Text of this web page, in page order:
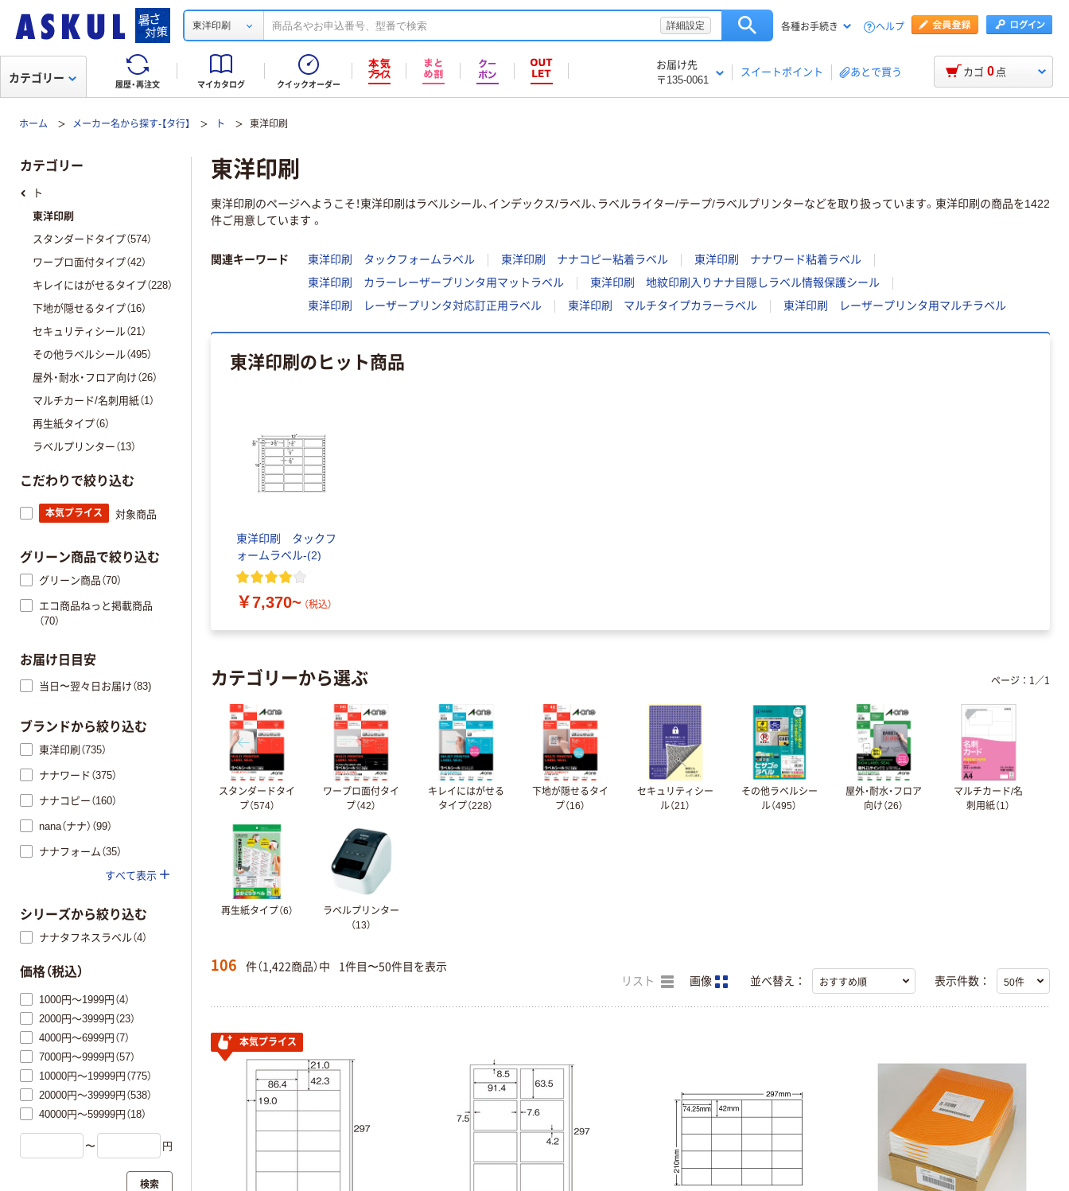
東洋印刷 詳細設定 各種お手続き ヘルプ
履歴・再注文 マイカタログ クイックオーダー
お届け先
〒135-0061
スイートポイント あとで買う
カテゴリー カゴ 0 点
ホーム メーカー名から探す-【タ行】 ト 東洋印刷
東洋印刷
東洋印刷のページへようこそ！東洋印刷はラベルシール、インデックス/ラベル、ラベルライター/テープ/ラベルプリンターなどを取り扱っています。東洋印刷の商品を1422
件ご用意しています 。
関連キーワード 東洋印刷 タックフォームラベル 東洋印刷 ナナコピー粘着ラベル
東洋印刷 ナナワード粘着ラベル
東洋印刷 カラーレーザープリンタ用マットラベル
東洋印刷 地紋印刷入りナナ目隠しラベル情報保護シール
東洋印刷 レーザープリンタ対応訂正用ラベル
東洋印刷 マルチタイプカラーラベル 東洋印刷 レーザープリンタ用マルチラベル
東洋印刷のヒット商品
東洋印刷 タックフ
ォームラベル-(2)
￥7,370~ （税込）
カテゴリーから選ぶ
スタンダードタイ
プ（574）
ワープロ面付タイ
プ（42）
キレイにはがせる
タイプ（228）
下地が隠せるタイ
プ（16）
セキュリティシー
ル（21）
その他ラベルシー
ル（495）
屋外・耐水・フロア
向け（26）
マルチカード/名
刺用紙（1）
再生紙タイプ（6）
ラベルプリンター
（13）
ページ： 1／1
106 件（1,422商品）中 1件目〜50件目を表示
リスト 画像 並べ替え： 表示件数：
本気プライス
カテゴリー
ト
東洋印刷
スタンダードタイプ（574）
ワープロ面付タイプ（42）
キレイにはがせるタイプ（228）
下地が隠せるタイプ（16）
セキュリティシール（21）
その他ラベルシール（495）
屋外・耐水・フロア向け（26）
マルチカード/名刺用紙（1）
再生紙タイプ（6）
ラベルプリンター（13）
こだわりで絞り込む
本気プライス 対象商品
グリーン商品で絞り込む
グリーン商品（70）
エコ商品ねっと掲載商品
（70）
お届け日目安
当日〜翌々日お届け（83)
ブランドから絞り込む
東洋印刷（735）
ナナワード（375）
ナナコピー（160）
nana（ナナ）（99）
ナナフォーム（35）
すべて表示
シリーズから絞り込む
ナナタフネスラベル（4）
価格（税込）
1000円～1999円（4）
2000円～3999円（23）
4000円～6999円（7）
7000円～9999円（57）
10000円～19999円（775）
20000円～39999円（538）
40000円～59999円（18）
〜 円
検索